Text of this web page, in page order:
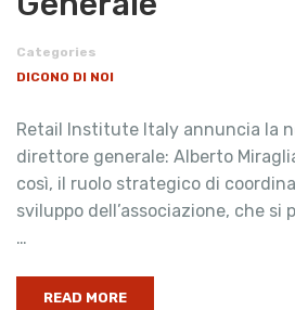
Categories
DICONO DI NOI
Retail Institute Italy annuncia la
direttore generale: Alberto
così, il ruolo strategico di
sviluppo dell’associazione, che si
…
READ MORE